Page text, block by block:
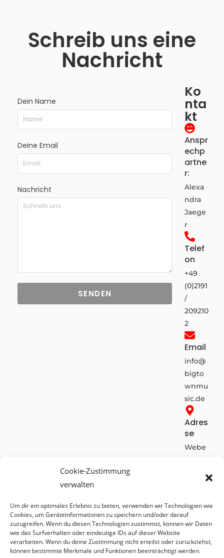
Cookie-Zustimmung
verwalten
Um dir ein optimales Erlebnis zu bieten, verwenden wir Technologien wie
Cookies, um Geräteinformationen zu speichern und/oder darauf
zuzugreifen. Wenn du diesen Technologien zustimmst, können wir Daten
wie das Surfverhalten oder eindeutige IDs auf dieser Website
verarbeiten. Wenn du deine Zustimmung nicht erteilst oder zurückziehst,
können bestimmte Merkmale und Funktionen beeinträchtigt werden.
Schreib uns eine
Nachricht
Dein Name
Deine Email
Nachricht
SENDEN
Ko
nta
kt
Anspr
echp
artne
r:
Alexa
ndra
Jaege
r
Telef
on
+49
(0)2191
/
209210
2
Email
info@
bigto
wnmu
sic.de
Adres
se
Webe
cheid
/
chlan